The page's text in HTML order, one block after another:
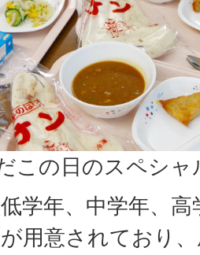
この日のスペシャ
学年、中学年、
用意されており